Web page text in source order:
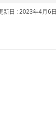
新日 : 2023年4月6日